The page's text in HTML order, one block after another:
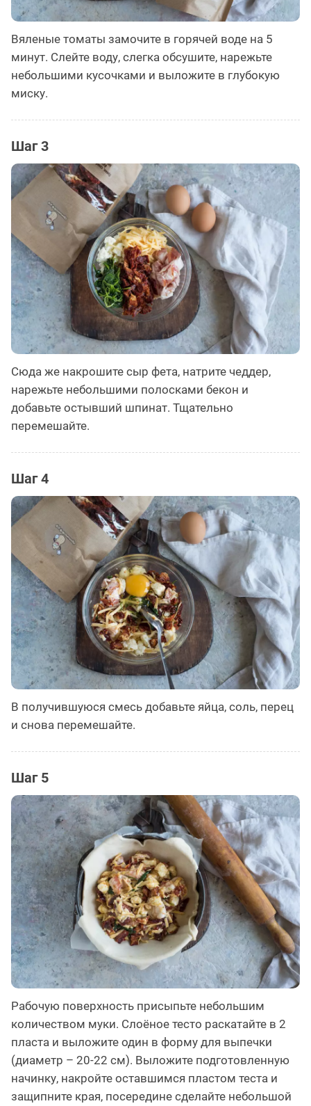
Вяленые томаты замочите в горячей воде на 5
минут. Слейте воду, слегка обсушите, нарежьте
небольшими кусочками и выложите в глубокую
миску.
Шаг 3
Сюда же накрошите сыр фета, натрите чеддер,
нарежьте небольшими полосками бекон и
добавьте остывший шпинат. Тщательно
перемешайте.
Шаг 4
В получившуюся смесь добавьте яйца, соль, перец
и снова перемешайте.
Шаг 5
Рабочую поверхность присыпьте небольшим
количеством муки. Слоёное тесто раскатайте в 2
пласта и выложите один в форму для выпечки
(диаметр – 20-22 см). Выложите подготовленную
начинку, накройте оставшимся пластом теста и
защипните края, посередине сделайте небольшой